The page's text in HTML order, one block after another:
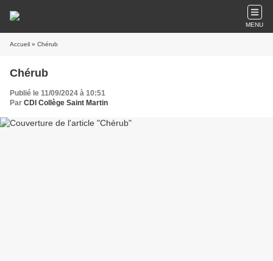
MENU
Accueil » Chérub
Chérub
Publié le 11/09/2024 à 10:51
Par CDI Collège Saint Martin